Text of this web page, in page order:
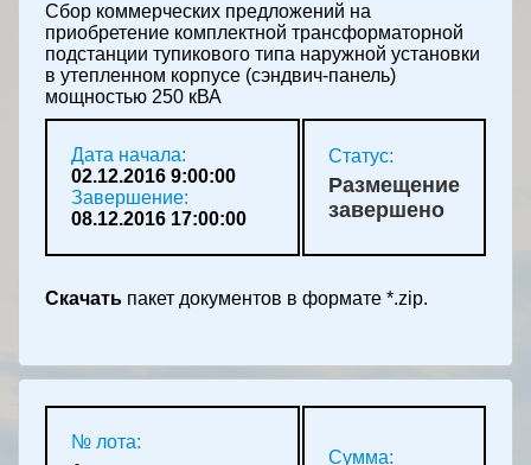
Сбор коммерческих предложений на
приобретение комплектной трансформаторной
подстанции тупикового типа наружной установки
в утепленном корпусе (сэндвич-панель)
мощностью 250 кВА
Дата начала:
02.12.2016 9:00:00
Завершение:
08.12.2016 17:00:00
Статус:
Размещение
завершено
Скачать пакет документов в формате *.zip.
№ лота:
Сумма: